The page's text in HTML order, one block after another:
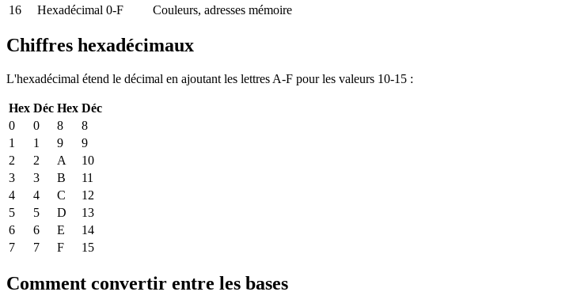
16
Hexadécimal 0-F Couleurs, adresses mémoire
Chiffres hexadécimaux
L'hexadécimal étend le décimal en ajoutant les lettres A-F pour les valeurs 10-15 :
Hex Déc Hex Déc
0
0 8
8
1
1 9
9
2
2 A
10
3
3 B
11
4
4 C
12
5
5 D
13
6
6 E
14
7
7 F 15
Comment convertir entre les bases